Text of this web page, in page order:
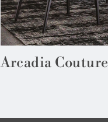
Arcadia Couture